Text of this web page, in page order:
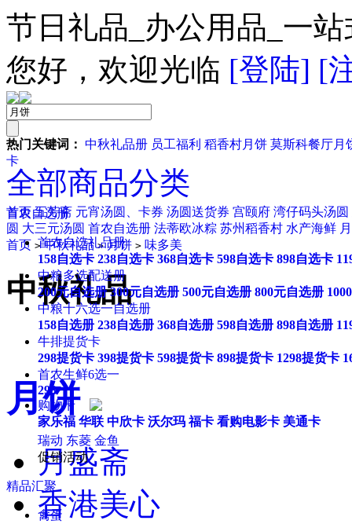
节日礼品_办公用品_一
您好，欢迎光临 [登陆] [
热门关键词： 中秋礼品册 员工福利 稻香村月饼 莫斯科餐厅月
卡
全部商品分类
首农自选册
首农自选礼品册
158自选卡 238自选卡 368自选卡 598自选卡 898自选卡
中粮多选配送册
200元自选册 300元自选册 500元自选册 800元自选册
中粮十六选一自选册
158自选册 238自选册 368自选册 598自选册 898自选册
牛排提货卡
298提货卡 398提货卡 598提货卡 898提货卡 1298提货卡
首农生鲜6选一
298
购物卡
家乐福 华联 中欣卡 沃尔玛 福卡 看购电影卡 美通卡
瑞动 东菱 金鱼
促销活动
精品汇聚
禽蛋
首页五芳斋 元宵汤圆、卡券 汤圆送货券 宫颐府 湾仔码头汤圆
圆 大三元汤圆 首农自选册 法蒂欧冰粽 苏州稻香村 水产海鲜
首页 > 中秋礼品 > 月饼 > 味多美
中秋礼品
月饼
月盛斋
香港美心